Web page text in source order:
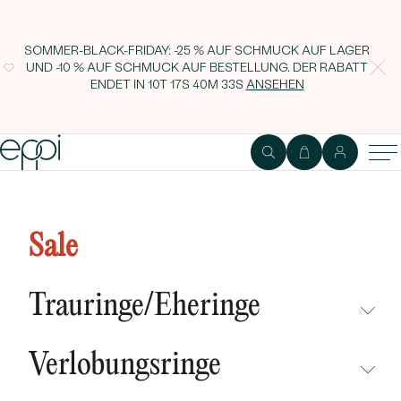
SOMMER-BLACK-FRIDAY: -25 % AUF SCHMUCK AUF LAGER
UND -10 % AUF SCHMUCK AUF BESTELLUNG. DER RABATT
ENDET IN 10T 17S 40M 32S ANSEHEN
Sale
Trauringe/Eheringe
NEUHEITEN
Verlobungsringe
Bernstein Hadiya